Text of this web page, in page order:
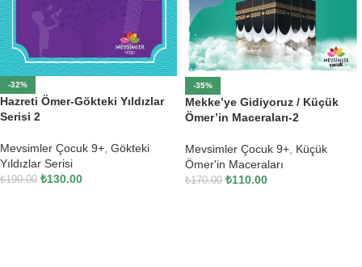
-32%
Hazreti Ömer-Gökteki Yıldızlar
Serisi 2
Mevsimler Çocuk 9+, Gökteki
Yıldızlar Serisi
₺190.00 ₺130.00
-35%
Mekke’ye Gidiyoruz / Küçük
Ömer’in Maceraları-2
Mevsimler Çocuk 9+ Küçük
Ömer'in Maceraları
₺170.00 ₺110.00